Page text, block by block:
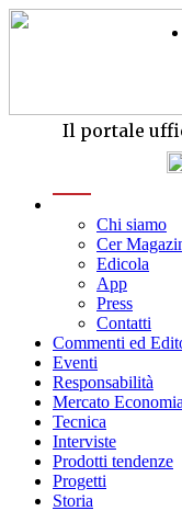
Il portale
Chi siamo
Cer
Edicola
App
Press
Contatti
Commenti ed
Eventi
Responsabilità
Mercato Economia
Tecnica
Interviste
Prodotti tendenze
Progetti
Storia